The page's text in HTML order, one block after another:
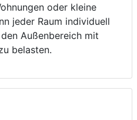
oder kleine
jeder Raum individuell
Außenbereich mit
belasten.